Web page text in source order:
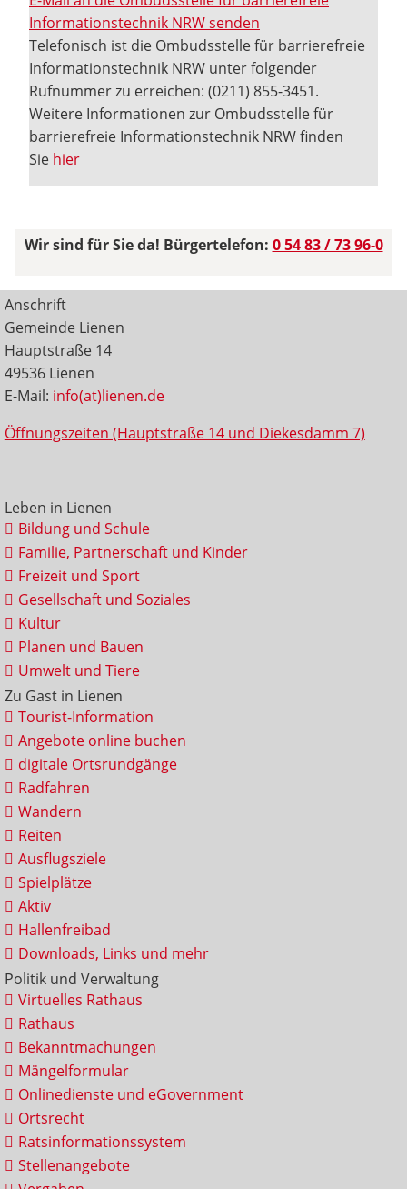
Informationstechnik NRW senden
Telefonisch ist die Ombudsstelle für barrierefreie
Informationstechnik NRW unter folgender
Rufnummer zu erreichen: (0211) 855-3451.
Weitere Informationen zur Ombudsstelle für
barrierefreie Informationstechnik NRW finden
Sie hier
Wir sind für Sie da! Bürgertelefon: 0 54 83 / 73 96-0
Anschrift
Gemeinde Lienen
Hauptstraße 14
49536 Lienen
E-Mail: info(at)lienen.de
Öffnungszeiten (Hauptstraße 14 und Diekesdamm 7)
Leben in Lienen
Bildung und Schule
Familie, Partnerschaft und Kinder
Freizeit und Sport
Gesellschaft und Soziales
Kultur
Planen und Bauen
Umwelt und Tiere
Zu Gast in Lienen
Tourist-Information
Angebote online buchen
digitale Ortsrundgänge
Radfahren
Wandern
Reiten
Ausflugsziele
Spielplätze
Aktiv
Hallenfreibad
Downloads, Links und mehr
Politik und Verwaltung
Virtuelles Rathaus
Rathaus
Bekanntmachungen
Mängelformular
Onlinedienste und eGovernment
Ortsrecht
Ratsinformationssystem
Stellenangebote